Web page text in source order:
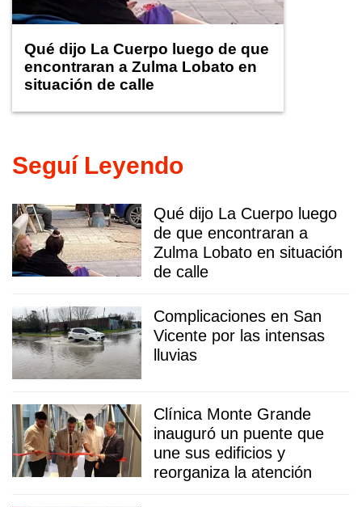
Qué dijo La Cuerpo luego de que
encontraran a Zulma Lobato en
situación de calle
Seguí Leyendo
Qué dijo La Cuerpo luego
de que encontraran a
Zulma Lobato en situación
de calle
Complicaciones en San
Vicente por las intensas
lluvias
Clínica Monte Grande
inauguró un puente que
une sus edificios y
reorganiza la atención